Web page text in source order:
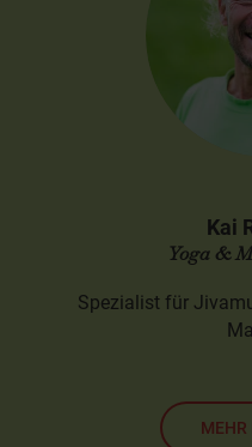
Kai
Yoga &
Spezialist für
MEHR